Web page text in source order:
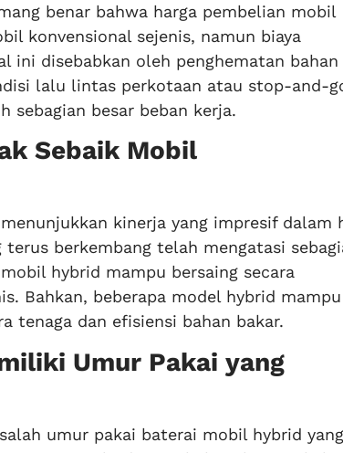
benar bahwa harga pembelian mobil
konvensional sejenis, namun biaya
ini disebabkan oleh penghematan bahan
lalu lintas perkotaan atau stop-and-
besar beban kerja.
Sebaik Mobil
kinerja yang impresif dalam
berkembang telah mengatasi
hybrid mampu bersaing secara
Bahkan, beberapa model hybrid mampu
tenaga dan efisiensi bahan bakar.
Umur Pakai yang
umur pakai baterai mobil hybrid yang